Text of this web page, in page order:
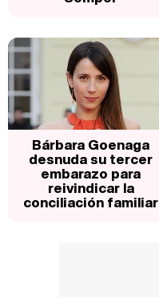
Bárbara Goenaga
desnuda su tercer
embarazo para
reivindicar la
conciliación familiar